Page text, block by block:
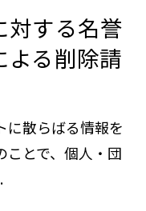
対する名誉
よる削除請
に散らばる情報を
ことで、個人・団